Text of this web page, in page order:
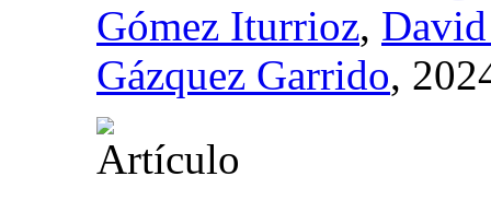
Gómez Iturrioz,
Gázquez Garrido,